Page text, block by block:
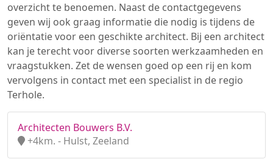
overzicht te benoemen. Naast de contactgegevens
geven wij ook graag informatie die nodig is tijdens de
oriëntatie voor een geschikte architect. Bij een architect
kan je terecht voor diverse soorten werkzaamheden en
vraagstukken. Zet de wensen goed op een rij en kom
vervolgens in contact met een specialist in de regio
Terhole.
Architecten Bouwers B.V.
+4km. - Hulst, Zeeland